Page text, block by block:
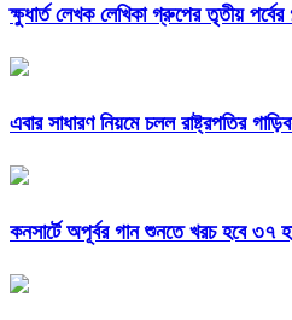
ক্ষুধার্ত লেখক লেখিকা গ্রুপের তৃতীয়
এবার সাধারণ নিয়মে চলল রাষ্ট্রপতির
কনসার্টে অপূর্বর গান শুনতে খরচ হবে ৩৭